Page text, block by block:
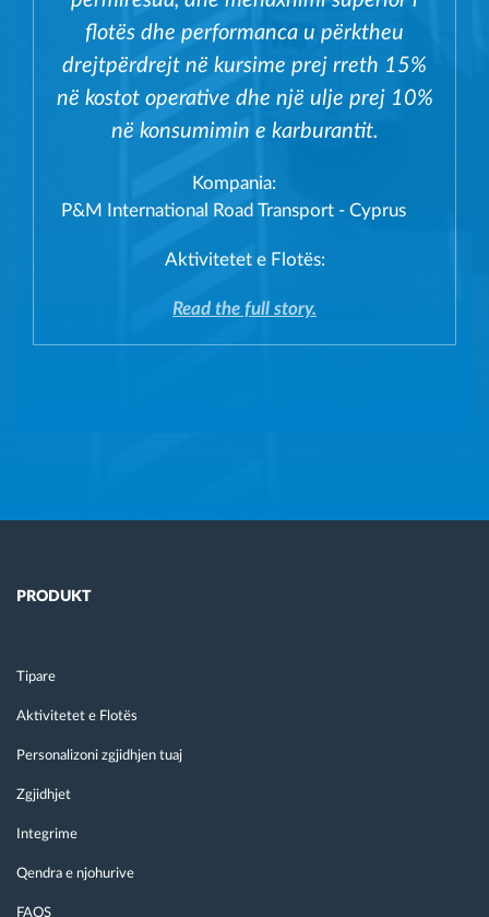
flotës dhe performanca u përktheu
drejtpërdrejt në kursime prej rreth 15%
në kostot operative dhe një ulje prej 10%
në konsumimin e karburantit.
Kompania:
P&M International Road Transport - Cyprus
Aktivitetet e Flotës:
Read the full story.
PRODUKT
Tipare
Aktivitetet e Flotës
Personalizoni zgjidhjen tuaj
Zgjidhjet
Integrime
Qendra e njohurive
FAQS